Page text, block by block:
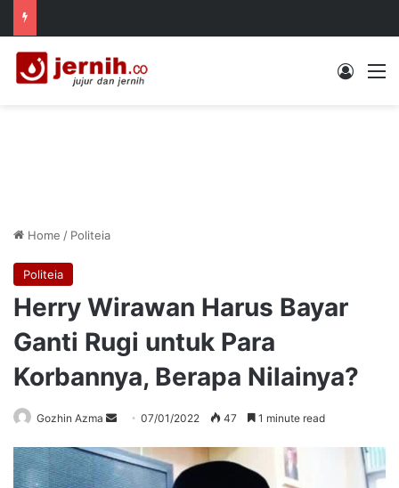
Log In
Home / Politeia
Politeia
Herry Wirawan Harus Bayar
Ganti Rugi untuk Para
Korbannya, Berapa Nilainya?
Gozhin Azma
Send
email
07/01/2022 47 1 minute read